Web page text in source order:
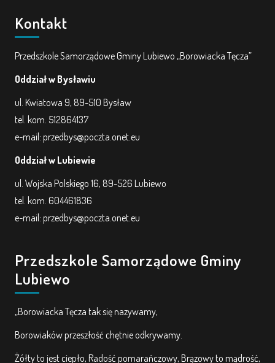
Kontakt
Przedszkole Samorządowe Gminy Lubiewo „Borowiacka Tęcza”
Oddział w Bysławiu
ul. Kwiatowa 9, 89-510 Bysław
tel. kom. 512864137
e-mail: przedbys@poczta.onet.eu
Oddział w Lubiewie
ul. Wojska Polskiego 16, 89-526 Lubiewo
tel. kom. 604461836
e-mail: przedbys@poczta.onet.eu
Przedszkole Samorządowe Gminy
Lubiewo
„Borowiacka Tęcza tak się nazywamy,
Borowiaków przeszłość chętnie odkrywamy.
Żółty to jest ciepło, Radość pomarańczowy, Brązowy to mądrość,